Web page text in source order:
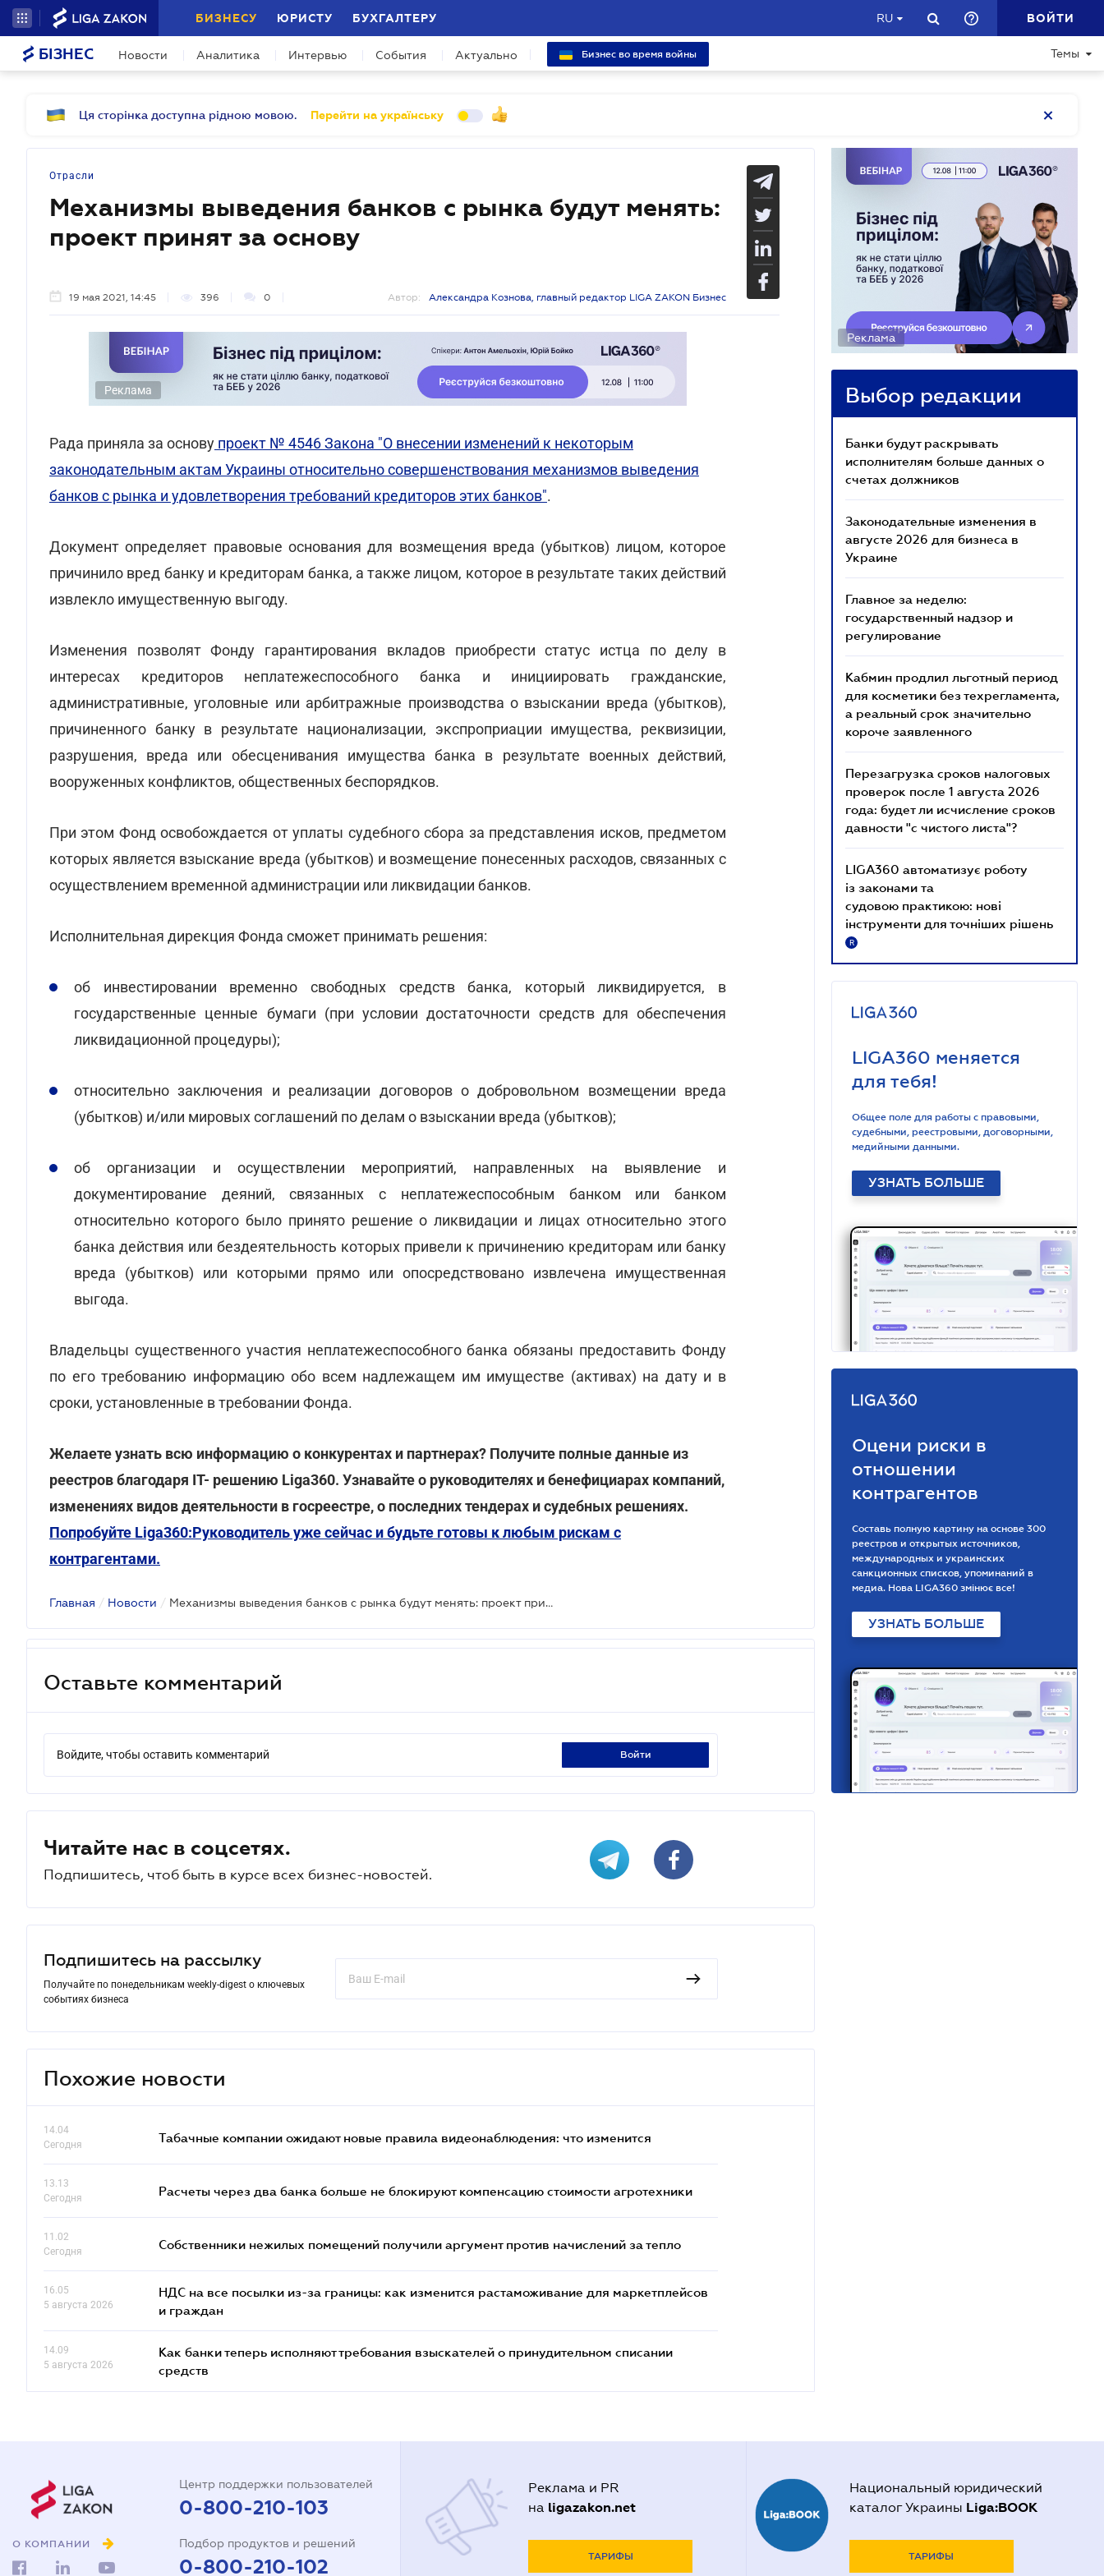
БИЗНЕСУ ЮРИСТУ БУХГАЛТЕРУ RU ВОЙТИ
БІЗНЕС Новости Аналитика Интервью События Актуально Бизнес во время войны Темы
Ця сторінка доступна рідною мовою. Перейти на українську
Отрасли
Механизмы выведения банков с рынка будут менять:
проект принят за основу
19 мая 2021, 14:45 396 0 Автор: Александра Кознова, главный редактор LIGA ZAKON Бизнес
Реклама
Рада приняла за основу проект № 4546 Закона "О внесении изменений к некоторым
законодательным актам Украины относительно совершенствования механизмов выведения
банков с рынка и удовлетворения требований кредиторов этих банков".
Документ определяет правовые основания для возмещения вреда (убытков) лицом, которое
причинило вред банку и кредиторам банка, а также лицом, которое в результате таких действий
извлекло имущественную выгоду.
Изменения позволят Фонду гарантирования вкладов приобрести статус истца по делу в
интересах кредиторов неплатежеспособного банка и инициировать гражданские,
административные, уголовные или арбитражные производства о взыскании вреда (убытков),
причиненного банку в результате национализации, экспроприации имущества, реквизиции,
разрушения, вреда или обесценивания имущества банка в результате военных действий,
вооруженных конфликтов, общественных беспорядков.
При этом Фонд освобождается от уплаты судебного сбора за представления исков, предметом
которых является взыскание вреда (убытков) и возмещение понесенных расходов, связанных с
осуществлением временной администрации или ликвидации банков.
Исполнительная дирекция Фонда сможет принимать решения:
об инвестировании временно свободных средств банка, который ликвидируется, в
государственные ценные бумаги (при условии достаточности средств для обеспечения
ликвидационной процедуры);
относительно заключения и реализации договоров о добровольном возмещении вреда
(убытков) и/или мировых соглашений по делам о взыскании вреда (убытков);
об организации и осуществлении мероприятий, направленных на выявление и
документирование деяний, связанных с неплатежеспособным банком или банком
относительно которого было принято решение о ликвидации и лицах относительно этого
банка действия или бездеятельность которых привели к причинению кредиторам или банку
вреда (убытков) или которыми прямо или опосредствовано извлечена имущественная
выгода.
Владельцы существенного участия неплатежеспособного банка обязаны предоставить Фонду
по его требованию информацию обо всем надлежащем им имуществе (активах) на дату и в
сроки, установленные в требовании Фонда.
Желаете узнать всю информацию о конкурентах и партнерах? Получите полные данные из
реестров благодаря IT- решению Liga360. Узнавайте о руководителях и бенефициарах компаний,
изменениях видов деятельности в госреестре, о последних тендерах и судебных решениях.
Попробуйте Liga360:Руководитель уже сейчас и будьте готовы к любым рискам с
контрагентами.
Главная / Новости / Механизмы выведения банков с рынка будут менять: проект принят за основу
Оставьте комментарий
Войдите, чтобы оставить комментарий войти
Читайте нас в соцсетях.
Подпишитесь, чтоб быть в курсе всех бизнес-новостей.
Подпишитесь на рассылку
Получайте по понедельникам weekly-digest о ключевых
событиях бизнеса
Похожие новости
14.04
Сегодня
Табачные компании ожидают новые правила видеонаблюдения: что изменится
13.13
Сегодня
Расчеты через два банка больше не блокируют компенсацию стоимости агротехники
11.02
Сегодня
Собственники нежилых помещений получили аргумент против начислений за тепло
16.05
5 августа 2026
НДС на все посылки из-за границы: как изменится растаможивание для маркетплейсов
и граждан
14.09
5 августа 2026
Как банки теперь исполняют требования взыскателей о принудительном списании
средств
Реклама
Выбор редакции
Банки будут раскрывать
исполнителям больше данных о
счетах должников
Законодательные изменения в
августе 2026 для бизнеса в
Украине
Главное за неделю:
государственный надзор и
регулирование
Кабмин продлил льготный период
для косметики без техрегламента,
а реальный срок значительно
короче заявленного
Перезагрузка сроков налоговых
проверок после 1 августа 2026
года: будет ли исчисление сроков
давности "с чистого листа"?
LIGA360 автоматизує роботу
із законами та
судовою практикою: нові
інструменти для точніших рішень
R
LIGA360 меняется
для тебя!
Общее поле для работы с правовыми,
судебными, реестровыми, договорными,
медийными данными.
УЗНАТЬ БОЛЬШЕ
Оцени риски в
отношении
контрагентов
Составь полную картину на основе 300
реестров и открытых источников,
международных и украинских
санкционных списков, упоминаний в
медиа. Нова LIGA360 змінює все!
УЗНАТЬ БОЛЬШЕ
О КОМПАНИИ
Центр поддержки пользователей
0-800-210-103
Подбор продуктов и решений
0-800-210-102
Реклама и PR
на ligazakon.net
ТАРИФЫ
Национальный юридический
каталог Украины Liga:BOOK
ТАРИФЫ